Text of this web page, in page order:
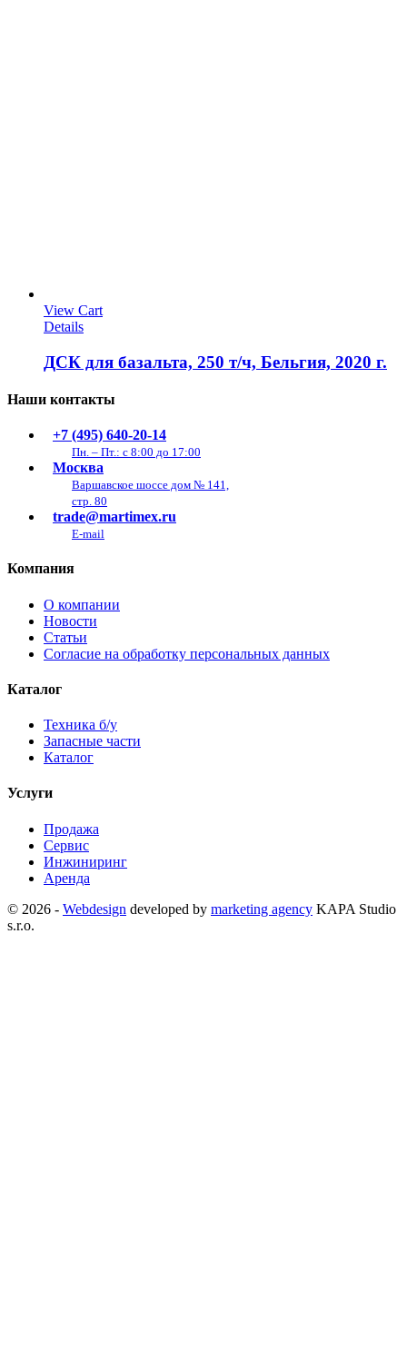
View Cart
Details
ДСК для базальта, 250 т/ч, Бельгия, 2020 г.
Наши контакты
+7 (495) 640-20-14
Пн. – Пт.: с 8:00 до 17:00
Москва
Варшавское шоссе дом № 141,
стр. 80
trade@martimex.ru
E-mail
Компания
О компании
Новости
Статьи
Согласие на обработку персональных данных
Каталог
Техника б/у
Запасные части
Каталог
Услуги
Продажа
Сервис
Инжиниринг
Аренда
© 2026 - Webdesign developed by marketing agency KAPA Studio
s.r.o.